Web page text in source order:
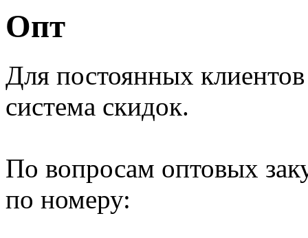
Опт
Для постоянных клиентов
система скидок.
По вопросам оптовых
по номеру: